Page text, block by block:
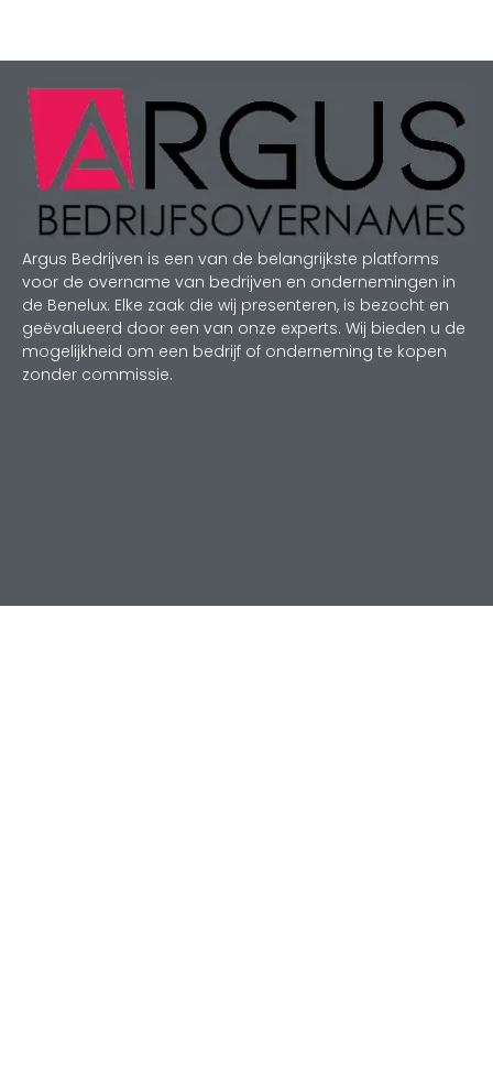
Argus Bedrijven is een van de belangrijkste platforms
voor de overname van bedrijven en ondernemingen in
de Benelux. Elke zaak die wij presenteren, is bezocht en
geëvalueerd door een van onze experts. Wij bieden u de
mogelijkheid om een bedrijf of onderneming te kopen
zonder commissie.